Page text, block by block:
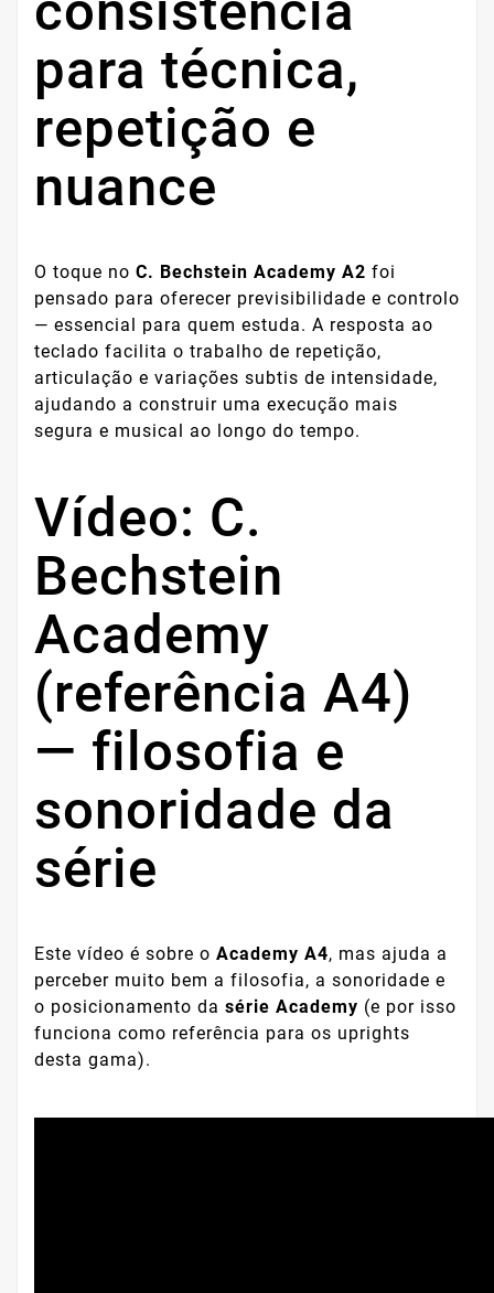
para técnica,
repetição e
nuance
O toque no C. Bechstein Academy A2 foi
pensado para oferecer previsibilidade e controlo
— essencial para quem estuda. A resposta ao
teclado facilita o trabalho de repetição,
articulação e variações subtis de intensidade,
ajudando a construir uma execução mais
segura e musical ao longo do tempo.
Vídeo: C.
Bechstein
Academy
(referência A4)
— filosofia e
sonoridade da
série
Este vídeo é sobre o Academy A4, mas ajuda a
perceber muito bem a filosofia, a sonoridade e
o posicionamento da série Academy (e por isso
funciona como referência para os uprights
desta gama).